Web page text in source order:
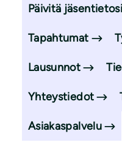
Päivitä jäsentietosi
Tapahtumat
Lausunnot
Yhteystiedot
Asiakaspalvelu